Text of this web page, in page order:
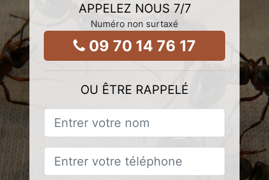
APPELEZ NOUS 7/7
Numéro non surtaxé
09 70 14 76 17
OU ÊTRE RAPPELÉ